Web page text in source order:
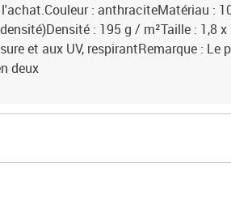
: anthraciteMatériau :
: 195 g / m²Taille : 1,8 x
et aux UV, respirantRemarque : Le
deux